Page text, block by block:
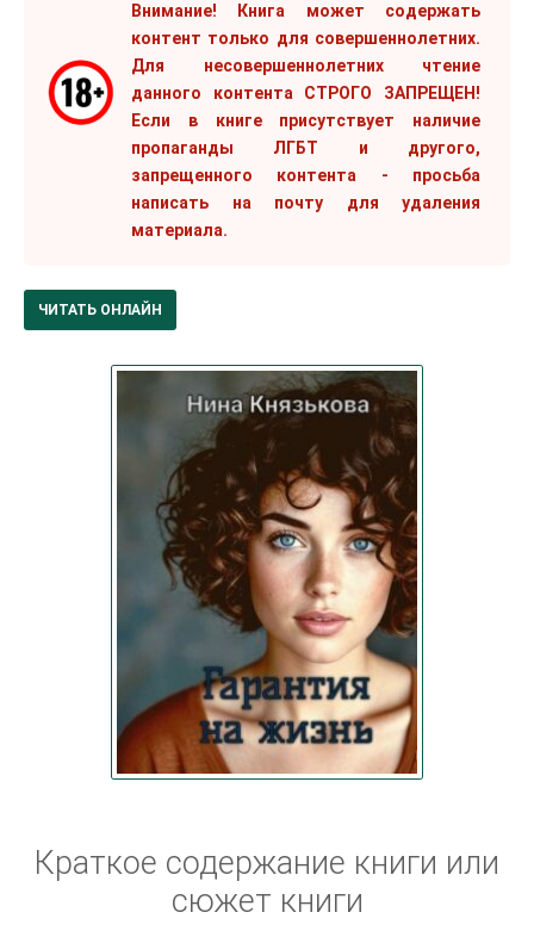
Внимание! Книга может содержать
контент только для совершеннолетних.
Для несовершеннолетних чтение
данного контента СТРОГО ЗАПРЕЩЕН!
Если в книге присутствует наличие
пропаганды ЛГБТ и другого,
запрещенного контента - просьба
написать на почту для удаления
материала.
ЧИТАТЬ ОНЛАЙН
Краткое содержание книги или
сюжет книги